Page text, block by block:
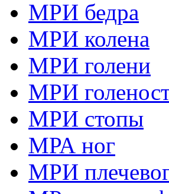
МРИ бедра
МРИ колена
МРИ голени
МРИ
МРИ стопы
МРА ног
МРИ